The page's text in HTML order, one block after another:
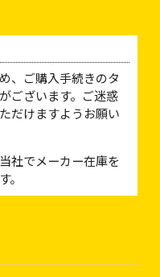
、ご購入手続きのタ
ございます。ご迷惑
だけますようお願い
社でメーカー在庫を
。